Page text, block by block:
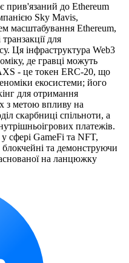
прив'язаний до Ethereum
Sky Mavis,
масштабування Ethereum,
для
Ця інфраструктура Web3
де гравці можуть
- це токен ERC-20, що
екосистеми; його
для отримання
з метою впливу на
скарбниці спільноти, а
платежів.
сфері GameFi та NFT,
та демонструючи
на ланцюжку